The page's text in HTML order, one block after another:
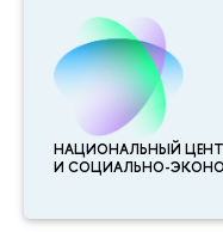
НАЦИОНАЛЬНЫЙ
И СОЦИАЛЬНО-